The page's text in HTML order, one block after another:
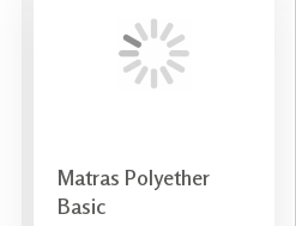
Matras Polyether
Basic